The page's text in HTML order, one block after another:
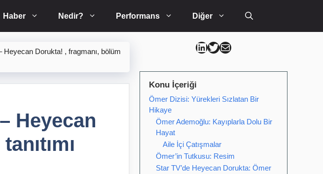
Haber Nedir? Performans Diğer
Heyecan Dorukta! , fragmanı, bölüm
Heyecan
Can Kütahya Linkedin
Can Kütahya Twitter
Can Kütahya Mail
Konu İçeriği
Ömer Dizisi: Yürekleri Sızlatan Bir
Hikaye
Ömer Ademoğlu: Kayıplarla Dolu Bir
Hayat
Aile İçi Çatışmalar
Ömer’in Tutkusu: Resim
Star TV’de Heyecan Dorukta: Ömer